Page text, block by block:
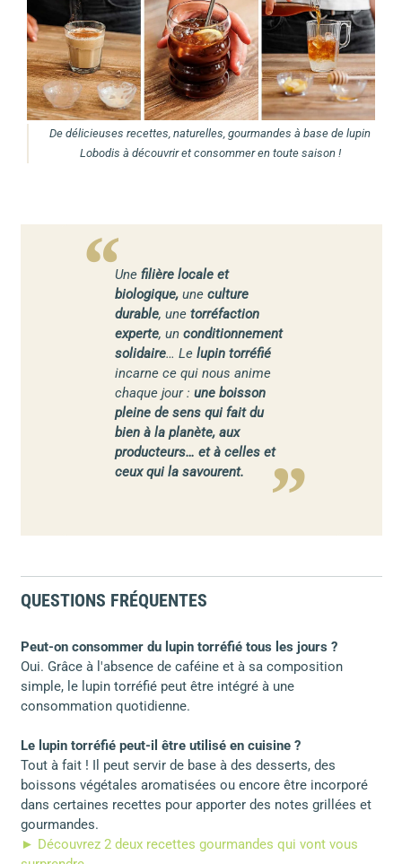
De délicieuses recettes, naturelles, gourmandes à base de lupin
Lobodis à découvrir et consommer en toute saison !
Une filière locale et
biologique,une culture
durable, une torréfaction
experte, un conditionnement
solidaire… Le lupin torréfié
incarne ce qui nous anime
chaque jour : une boisson
pleine de sens qui fait du
bien à la planète, aux
producteurs… et à celles et
ceux qui la savourent.
QUESTIONS FRÉQUENTES
Peut-on consommer du lupin torréfié tous les jours ?
Oui. Grâce à l'absence de caféine et à sa composition
simple, le lupin torréfié peut être intégré à une
consommation quotidienne.
Le lupin torréfié peut-il être utilisé en cuisine ?
Tout à fait ! Il peut servir de base à des desserts, des
boissons végétales aromatisées ou encore être incorporé
dans certaines recettes pour apporter des notes grillées et
gourmandes.
► Découvrez 2 deux recettes gourmandes qui vont vous